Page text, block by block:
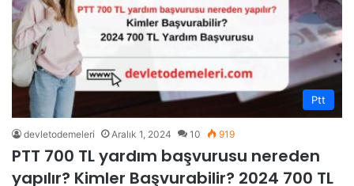
Ptt
devletodemeleri Aralık 1, 2024 10 919
PTT 700 TL yardım başvurusu nereden
yapılır? Kimler Başvurabilir? 2024 700 TL